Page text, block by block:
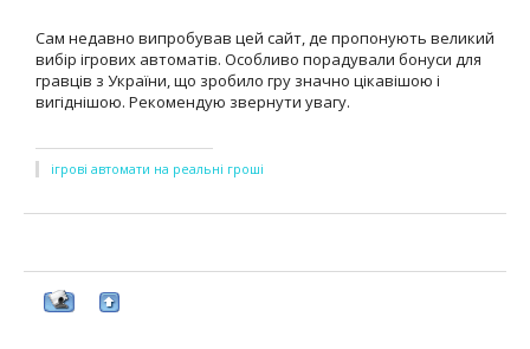
Сам недавно випробував цей сайт, де пропонують великий
вибір ігрових автоматів. Особливо порадували бонуси для
гравців з України, що зробило гру значно цікавішою і
вигіднішою. Рекомендую звернути увагу.
ігрові автомати на реальні гроші